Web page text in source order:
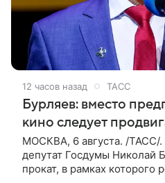
12 часов назад ТАСС
Бурляев: вместо
кино следует
МОСКВА, 6 августа. /ТАСС/
депутат Госдумы Николай
прокат, в рамках которого